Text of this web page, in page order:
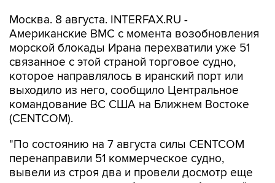
морской блокады Ирана перехватили уже 51
связанное с этой страной торговое судно,
которое направлялось в иранский порт или
выходило из него, сообщило Центральное
командование ВС США на Ближнем Востоке
(CENTCOM).
"По состоянию на 7 августа силы CENTCOM
вывели из строя два и провели досмотр еще
двух судов в рамках обеспечения блокады", -
говорится в сообщении.